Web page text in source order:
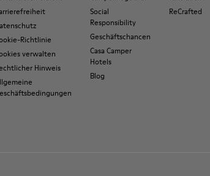
Richtlinie
verwalten
Hinweis
Social
Responsibility
Geschäftschancen
Casa Camper
Hotels
Blog
ReCrafted